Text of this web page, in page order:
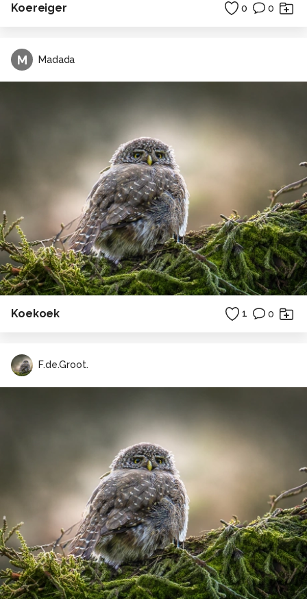
Koereiger 0 0
M Madada
Koekoek 1 0
F.de.Groot.